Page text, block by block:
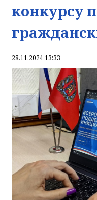
конкурсу
28.11.2024 13:33